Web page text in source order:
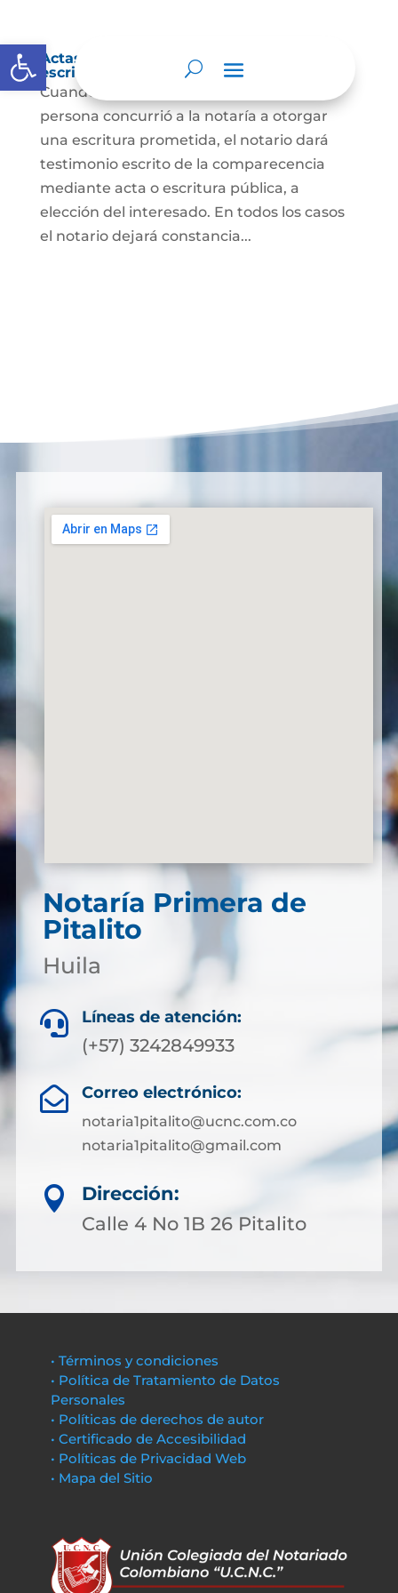
Abrir barra de herramientas
Actas de comparecencia para otorgar
escritura pública
Cuando se trate de comprobar que una
persona concurrió a la notaría a otorgar
una escritura prometida, el notario dará
testimonio escrito de la comparecencia
mediante acta o escritura pública, a
elección del interesado. En todos los casos
el notario dejará constancia...
Notaría Primera de
Pitalito
Huila
 Líneas de atención:
(+57) 3242849933
 Correo electrónico:
notaria1pitalito@ucnc.com.co
notaria1pitalito@gmail.com

Dirección:
Calle 4 No 1B 26 Pitalito
• Términos y condiciones
• Política de Tratamiento de Datos
Personales
• Políticas de derechos de autor
• Certificado de Accesibilidad
• Políticas de Privacidad Web
• Mapa del Sitio